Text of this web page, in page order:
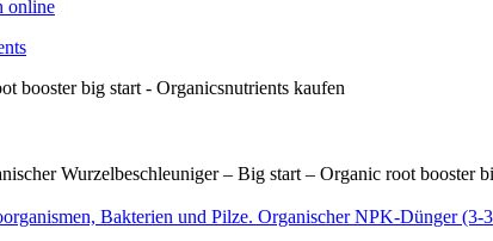
Wurzelbeschleuniger – Big start – Organic root booster
Bakterien und Pilze. Organischer NPK-Dünger (3-